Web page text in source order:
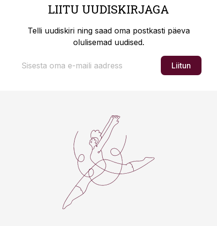
LIITU UUDISKIRJAGA
Telli uudiskiri ning saad oma postkasti päeva
olulisemad uudised.
Liitun